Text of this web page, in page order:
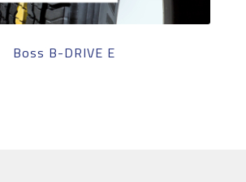
Boss B-DRIVE E